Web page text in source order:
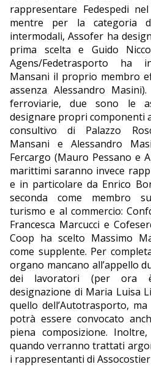
rappresentare Fedespedi
mentre per la categoria
intermodali, Assofer ha
prima scelta e Guido
Agens/Fedetrasporto ha
Mansani il proprio membro
assenza Alessandro
ferroviarie, due sono le
designare propri componenti
consultivo di Palazzo
Mansani e Alessandro
Fercargo (Mauro Pessano e
marittimi saranno invece
e in particolare da Enrico
seconda come membro
turismo e al commercio:
Francesca Marcucci e
Coop ha scelto Massimo
come supplente. Per
organo mancano all’appello
dei lavoratori (per ora
designazione di Maria Luisa
quello dell’Autotrasporto,
potrà essere convocato
piena composizione.
quando verranno trattati
i rappresentanti di